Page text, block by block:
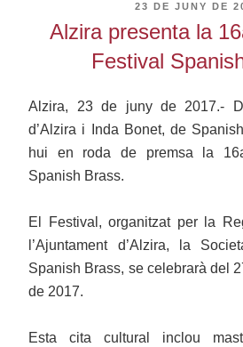
PUBLICAT
23 DE JUNY DE
Alzira presenta la
Festival
Alzira, 23 de juny de 2017.-
d’Alzira i Inda Bonet, de
hui en roda de premsa la
Spanish Brass.
El Festival, organitzat per la
l’Ajuntament d’Alzira, la
Spanish Brass, se celebrarà del
de 2017.
Esta cita cultural inclou